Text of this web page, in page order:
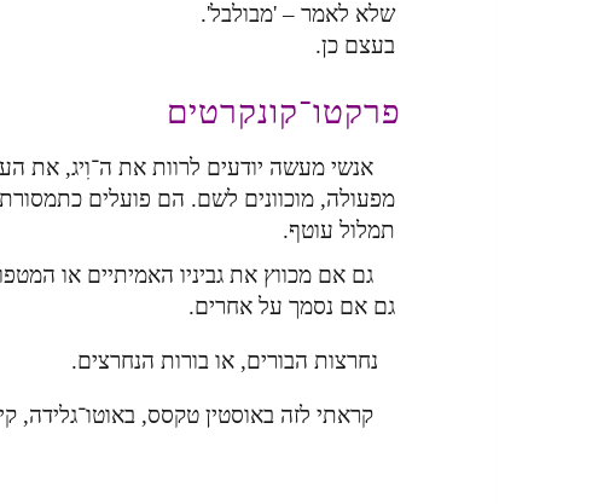
שלא לאמר – 'מבולבל'.
בעצם כן.
פרקטו־קונקרטים
אנשי מעשה יודעים לרוות את ה־וִיג, את
מפעולה, מוכוונים לשם. הם פועלים כתמסורת
תמלול עוטף.
גם אם מכווץ את גביניו האמיתיים או
גם אם נסמך על אחרים.
נחרצות הבורים, או בורות הנחרצים.
קראתי לזה באוסטין טקסס, באוטו־גלידה, קיץ